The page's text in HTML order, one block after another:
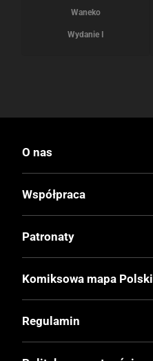
Waneko
Wydanie I
O nas
Współpraca
Patronaty
Komiksowa mapa Polski
Regulamin